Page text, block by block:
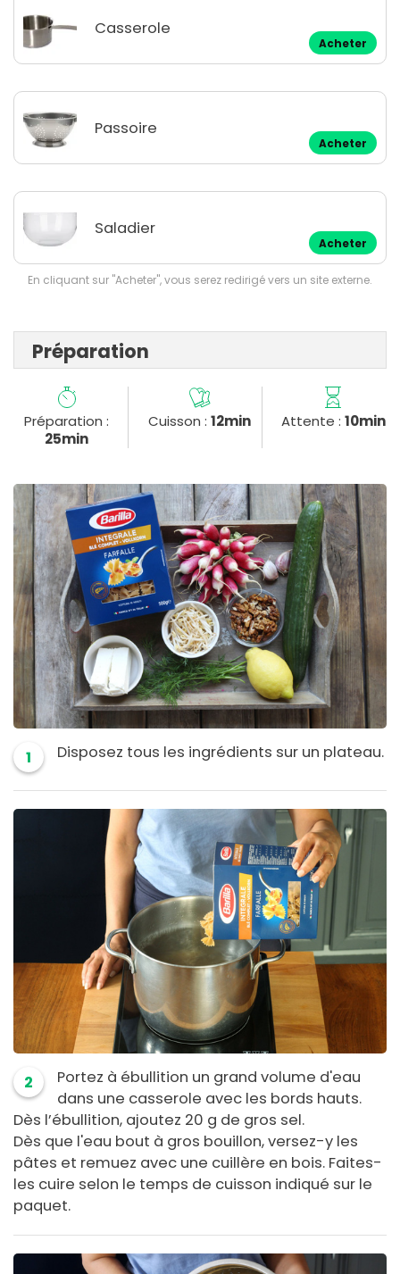
Casserole
Acheter
Passoire
Acheter
Saladier
Acheter
En cliquant sur "Acheter", vous serez redirigé vers un site externe.
Préparation
Préparation :
25min
Cuisson :12min Attente : 10min
1 Disposez tous les ingrédients sur un plateau.
2
Portez à ébullition un grand volume d'eau
dans une casserole avec les bords hauts.
Dès l’ébullition, ajoutez 20 g de gros sel.
Dès que l'eau bout à gros bouillon, versez-y les
pâtes et remuez avec une cuillère en bois. Faites-
les cuire selon le temps de cuisson indiqué sur le
paquet.